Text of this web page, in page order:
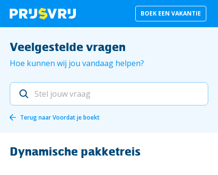
BOEK EEN VAKANTIE
Veelgestelde vragen
Hoe kunnen wij jou vandaag helpen?
Terug naarVoordat je boekt
Dynamische pakketreis